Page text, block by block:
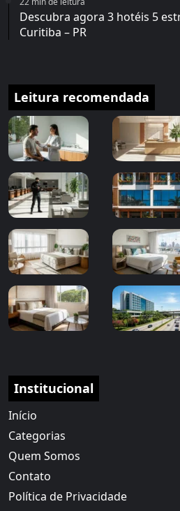
Descubra agora 3 hotéis 5
Curitiba – PR
Leitura recomendada
Institucional
Início
Categorias
Quem Somos
Contato
Política de Privacidade